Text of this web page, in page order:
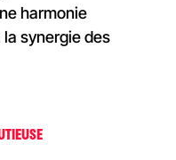
harmonie
synergie des